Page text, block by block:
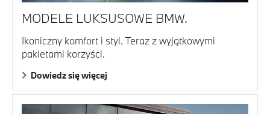
MODELE LUKSUSOWE BMW.
Ikoniczny komfort i styl. Teraz z wyjątkowymi
pakietami korzyści.
Dowiedz się więcej